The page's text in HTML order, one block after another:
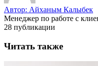
Автор: Айханым Калыбек
Менеджер по работе с
28 публикации
Читать также